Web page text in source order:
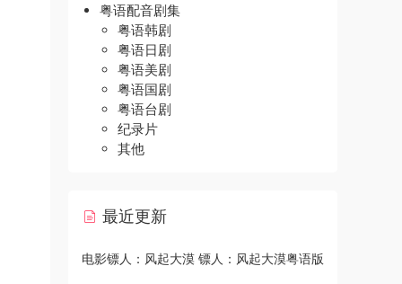
粤语配音剧集
粤语韩剧
粤语日剧
粤语美剧
粤语国剧
粤语台剧
纪录片
其他
最近更新
电影镖人：风起大漠 镖人：风起大漠粤语版